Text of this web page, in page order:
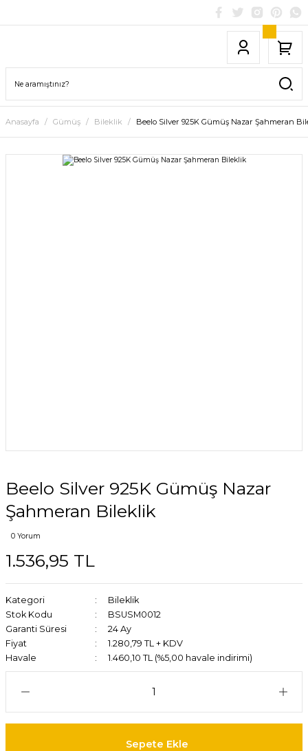
Anasayfa Gümüş Bileklik Beelo Silver 925K Gümüş Nazar Şahmeran
Beelo Silver 925K Gümüş Nazar
Şahmeran Bileklik
0 Yorum
1.536,95 TL
Kategori
Bileklik
Stok Kodu
BSUSM0012
Garanti Süresi
24 Ay
Fiyat
1.280,79 TL + KDV
Havale
1.460,10 TL (%5,00 havale indirimi)
Sepete Ekle